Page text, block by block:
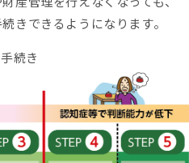
きできるようになります。
続き